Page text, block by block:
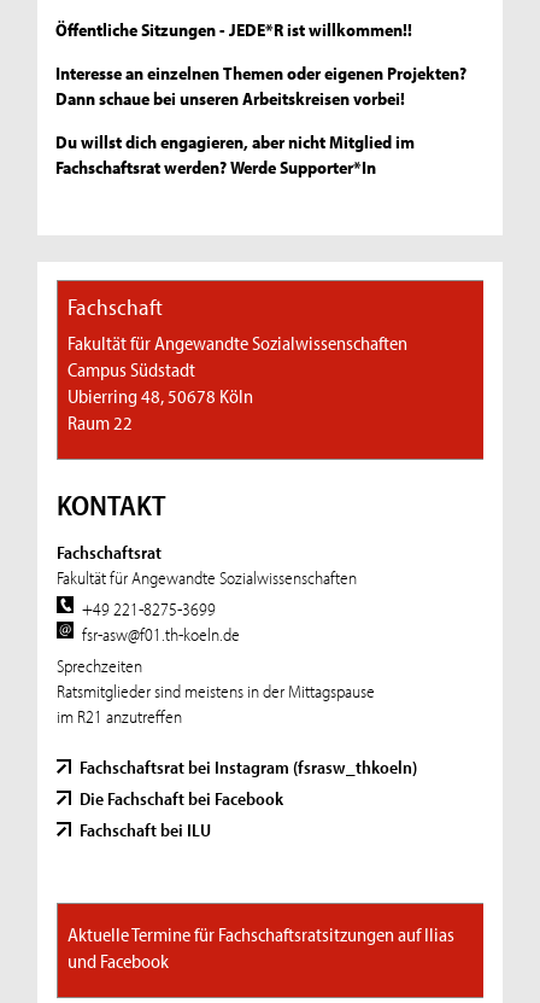
Öffentliche Sitzungen - JEDE*R ist willkommen!!
Interesse an einzelnen Themen oder eigenen Projekten?
Dann schaue bei unseren Arbeitskreisen vorbei!
Du willst dich engagieren, aber nicht Mitglied im
Fachschaftsrat werden? Werde Supporter*In
Fachschaft
Fakultät für Angewandte Sozialwissenschaften
Campus Südstadt
Ubierring 48, 50678 Köln
Raum 22
KONTAKT
Fachschaftsrat
Fakultät für Angewandte Sozialwissenschaften
+49 221-8275-3699
fsr-asw@f01.th-koeln.de
Sprechzeiten
Ratsmitglieder sind meistens in der Mittagspause
im R21 anzutreffen
Fachschaftsrat bei Instagram (fsrasw_thkoeln)
Die Fachschaft bei Facebook
Fachschaft bei ILU
Aktuelle Termine für Fachschaftsratsitzungen auf Ilias
und Facebook